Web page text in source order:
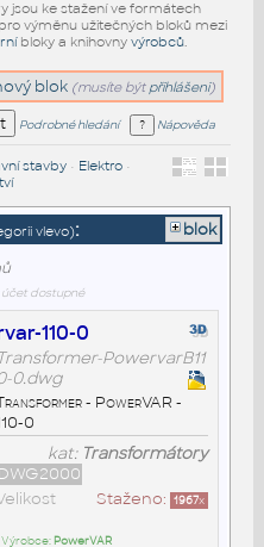
jsou ke stažení ve formátech
výměnu užitečných bloků mezi
bloky a knihovny výrobců.
blok (musíte být přihlášeni)
Podrobné hledání Nápověda
stavby• Elektro•
vlevo): blok
účet dostupné
110-0
Transformer-PowervarB11
0.dwg
- PowerVAR -
0
kat: Transformátory
DWG2000
Staženo: 1967x
Výrobce: PowerVAR